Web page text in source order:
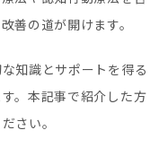
善の道が開けます。
知識とサポートを得る
。本記事で紹介した方
さい。